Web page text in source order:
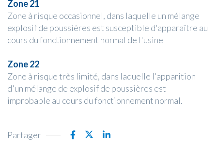
Zone 21
Zone à risque occasionnel, dans laquelle un mélange
explosif de poussières est susceptible d'apparaître au
cours du fonctionnement normal de l'usine
Zone 22
Zone à risque très limité, dans laquelle l'apparition
d'un mélange de explosif de poussières est
improbable au cours du fonctionnement normal.
Partager